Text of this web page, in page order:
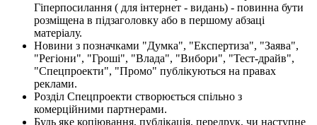
Гіперпосилання ( для інтернет - видань) - повинна бути
розміщена в підзаголовку або в першому абзаці
матеріалу.
Новини з позначками "Думка", "Експертиза", "Заява",
"Регіони", "Гроші", "Влада", "Вибори", "Тест-драйв",
"Спецпроекти", "Промо" публікуються на правах
реклами.
Розділ Спецпроекти створюється спільно з
комерційними партнерами.
Будь яке копіювання, публікація, передрук, чи наступне